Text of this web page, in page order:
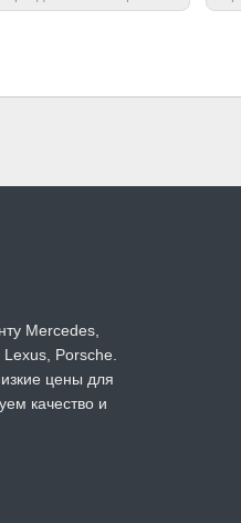
Mercedes,
Lexus, Porsche.
цены для
качество и